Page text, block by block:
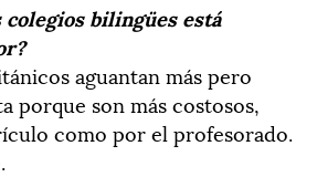
colegios bilingües está
aguantan más pero
porque son más costosos,
como por el profesorado.